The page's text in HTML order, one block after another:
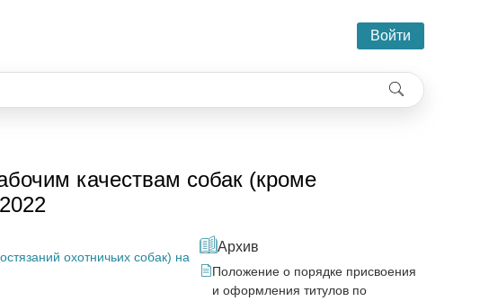
Войти
качествам собак (кроме
охотничьих собак) на
Архив
Положение о порядке присвоения
и оформления титулов по